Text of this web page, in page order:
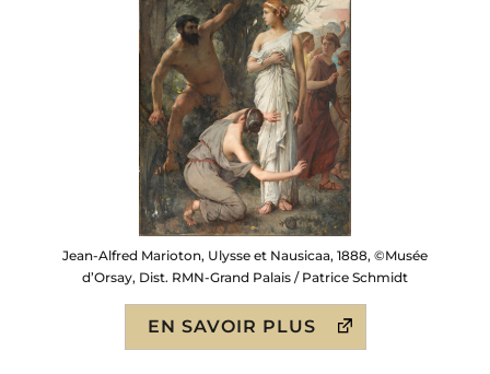
Jean-Alfred Marioton, Ulysse et Nausicaa, 1888, ©Musée
d’Orsay, Dist. RMN-Grand Palais / Patrice Schmidt
EN SAVOIR PLUS